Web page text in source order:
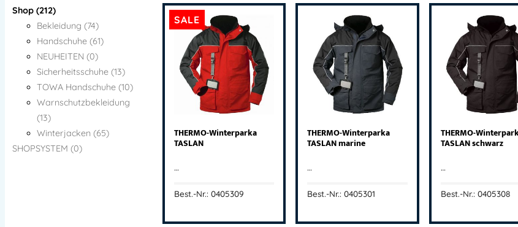
Shop (212)
Bekleidung (74)
Handschuhe (61)
NEUHEITEN (0)
Sicherheitsschuhe (13)
TOWA Handschuhe (10)
Warnschutzbekleidung
(13)
Winterjacken (65)
SHOPSYSTEM (0)
SALE
THERMO-Winterparka
TASLAN
…
Best.-Nr.: 0405309
THERMO-Winterparka
TASLAN marine
…
Best.-Nr.: 0405301
THERMO-
TASLAN schwarz
…
Best.-Nr.: 0405308